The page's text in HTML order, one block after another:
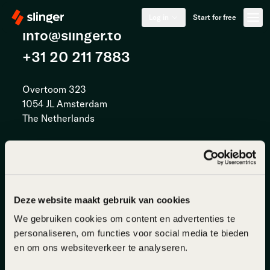
Deze website maakt gebruik van cookies
We gebruiken cookies om content en advertenties te
personaliseren, om functies voor social media te bieden
en om ons websiteverkeer te analyseren.
Start for free
FAQ
Reviews
info@slinger.to
+31 20 211 7883
Overtoom 323
1054 JL Amsterdam
The Netherlands
DE|EN|ES|FR|NL